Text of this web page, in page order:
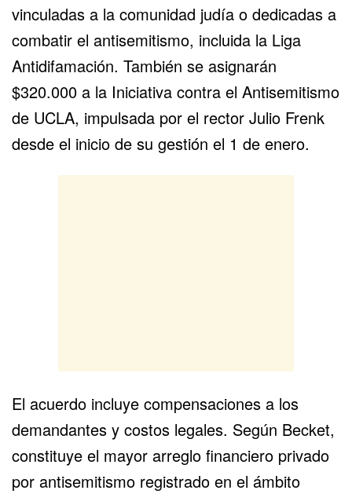
vinculadas a la comunidad judía o dedicadas a
combatir el antisemitismo, incluida la Liga
Antidifamación. También se asignarán
$320.000 a la Iniciativa contra el Antisemitismo
de UCLA, impulsada por el rector Julio Frenk
desde el inicio de su gestión el 1 de enero.
El acuerdo incluye compensaciones a los
demandantes y costos legales. Según Becket,
constituye el mayor arreglo financiero privado
por antisemitismo registrado en el ámbito